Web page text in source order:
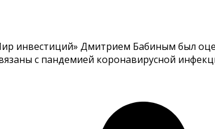
инвестиций» Дмитрием Бабиным был
с пандемией коронавирусной